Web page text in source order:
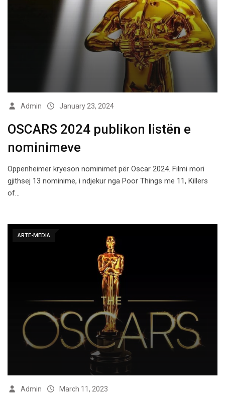
Admin January 23, 2024
OSCARS 2024 publikon listën e
nominimeve
Oppenheimer kryeson nominimet për Oscar 2024. Filmi mori
gjithsej 13 nominime, i ndjekur nga Poor Things me 11, Killers
of…
ARTE-MEDIA
Admin March 11, 2023